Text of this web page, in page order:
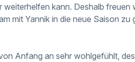
kann. Deshalb freuen
mit Yannik in die neue Saison zu
Anfang an sehr wohlgefühlt,